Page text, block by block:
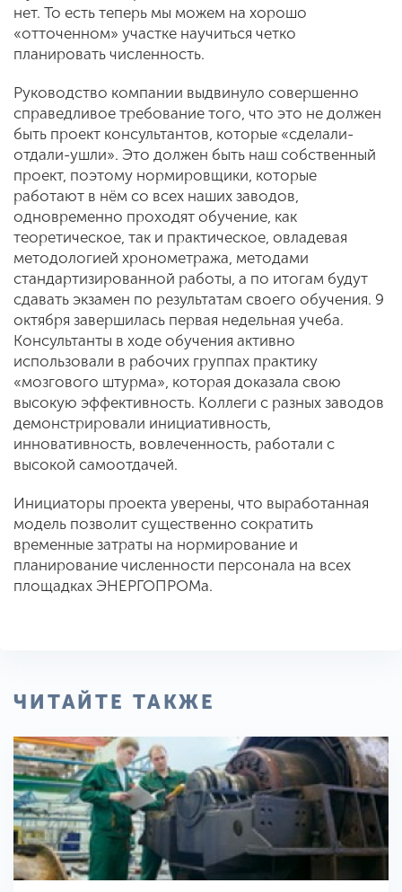
нет. То есть теперь мы можем на хорошо
«отточенном» участке научиться четко
планировать численность.
Руководство компании выдвинуло совершенно
справедливое требование того, что это не должен
быть проект консультантов, которые «сделали-
отдали-ушли». Это должен быть наш собственный
проект, поэтому нормировщики, которые
работают в нём со всех наших заводов,
одновременно проходят обучение, как
теоретическое, так и практическое, овладевая
методологией хронометража, методами
стандартизированной работы, а по итогам будут
сдавать экзамен по результатам своего обучения. 9
октября завершилась первая недельная учеба.
Консультанты в ходе обучения активно
использовали в рабочих группах практику
«мозгового штурма», которая доказала свою
высокую эффективность. Коллеги с разных заводов
демонстрировали инициативность,
инновативность, вовлеченность, работали с
высокой самоотдачей.
Инициаторы проекта уверены, что выработанная
модель позволит существенно сократить
временные затраты на нормирование и
планирование численности персонала на всех
площадках ЭНЕРГОПРОМа.
ЧИТАЙТЕ ТАКЖЕ